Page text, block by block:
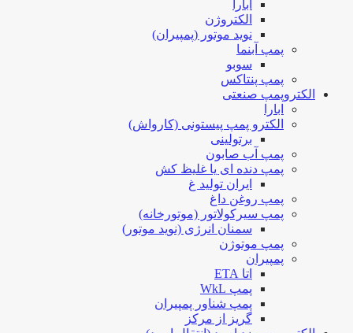
ابارا
الکتروژن
نوید موتور (پمپیران)
پمپ آبنما
سوبو
پمپ پنتاکس
الکتروپمپ صنعتی
ابارا
الکترو پمپ پیستونی (کارواش)
برتولینی
پمپ آب صابون
پمپ دنده ای یا غلیظ کش
ایران تولید غ
پمپ روغن داغ
پمپ سیرکولاتور (موتورخانه)
سمنان انرژی (نوید موتور)
پمپ موتوژن
پمپیران
اتا ETA
پمپ WkL
پمپ شناور پمپیران
گریز از مرکز